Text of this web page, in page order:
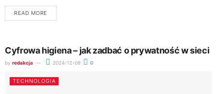
przykładów takich innowacyjnych rozwiązań są inteligentne
systemy zarządzania stosowane...
READ MORE
Cyfrowa higiena – jak zadbać o prywatność w sieci
by redakcja 2024-12-09 0
TECHNOLOGIA